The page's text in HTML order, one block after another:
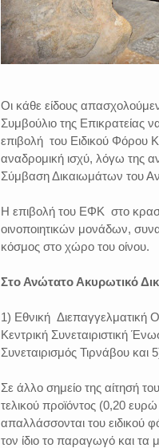
Οι κάθε είδους
Συμβούλιο της Επικρατείας
επιβολή του Ειδικού Φόρου
αναδρομική ισχύ, λόγω της
Σύμβαση Δικαιωμάτων του
Η επιβολή του ΕΦΚ στο
οινοποιητικών μονάδων,
κόσμος στο χώρο του οίνου.
Στο Ανώτατο Ακυρωτικό
1) Εθνική Διεπαγγελματική
Κεντρική Συνεταιριστική
Συνεταιρισμός Τιρνάβου και
Σε άλλο σημείο της αίτησή
τελικού προϊόντος (0,20
απαλλάσσονται του ειδικού
τον ίδιο το παραγωγό και τα